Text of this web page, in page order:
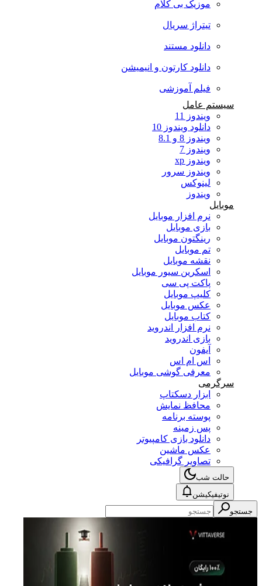
موزیک بی کلام
تیتراژ سریال
دانلود مستند
دانلود کارتون و انیمیشن
فیلم آموزشی
سیستم عامل
ویندوز 11
دانلود ویندوز 10
ویندوز 8 و 8.1
ویندوز 7
ویندوز xp
ویندوز سرور
لینوکس
ویندوز
موبایل
نرم افزار موبایل
بازی موبایل
رینگتون موبایل
تم موبایل
نقشه موبایل
اسکرین سیور موبایل
پاکت پی سی
کلیپ موبایل
عکس موبایل
کتاب موبایل
نرم افزار اندروید
بازی اندروید
آیفون
اس ام اس
معرفی گوشی موبایل
سرگرمی
ابزار دسکتاپ
محافظ نمایش
پوسته برنامه
پس زمینه
دانلود بازی کامپیوتر
عکس ماشین
تصاویر گرافیکی
حالت شب
نوتیفیکیشن
جستجو